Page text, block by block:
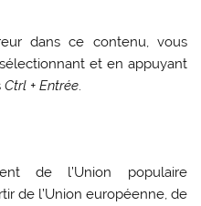
dans ce contenu, vous
et en appuyant
Ctrl + Entrée.
de l’Union populaire
de l’Union européenne, de